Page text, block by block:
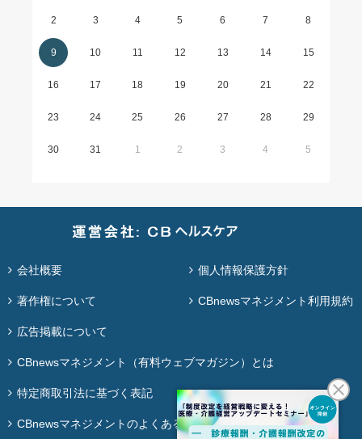
2 3 4 5 6 7 8
9 10 11 12 13 14 15
16 17 18 19 20 21 22
23 24 25 26 27 28 29
30 31 1 2 3 4 5
会社概要 個人情報保護方針
著作権について CBnewsマネジメント利用規約
広告掲載について
CBnewsマネジメント（有料ウェブマガジン）とは
特定商取引法に基づく表記
CBnewsマネジメントのよくある質問